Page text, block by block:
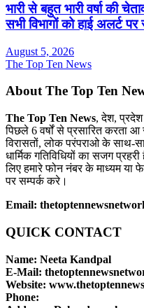
भारी से बहुत भारी वर्षा की
सभी विभागों को हाई अलर्ट
August 5, 2026
The Top Ten News
About The Top Ten
The Top Ten News, देश,
पिछले 6 वर्षों से प्रसारित करता
विरासतों, लोक परंपराओ के साथ-
धार्मिक गतिविधियों का सजग प्रहरी
लिए हमारे फोन नंबर के माध्यम
पर सम्पर्क करे।
Email:
QUICK CONTACT
Name: Neeta Kandpal
E-Mail:
Website:
Phone: